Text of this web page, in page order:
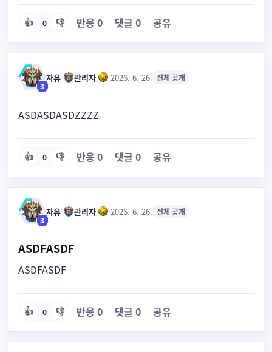
👍 0 👎 반응 0 댓글 0 공유
3
자유· 관리자· ·2026. 6. 26. 전체 공개
ASDASDASDZZZZ
👍 0 👎 반응 0 댓글 0 공유
3
자유· 관리자· ·2026. 6. 26. 전체 공개
ASDFASDF
ASDFASDF
👍 0 👎 반응 0 댓글 0 공유